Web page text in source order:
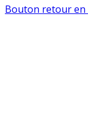
Bouton retour en